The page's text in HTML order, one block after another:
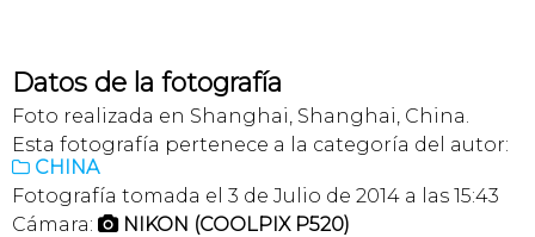
Datos de la fotografía
Foto realizada en Shanghai, Shanghai, China.
Esta fotografía pertenece a la categoría del autor:
 CHINA
Fotografía tomada el 3 de Julio de 2014 a las 15:43
Cámara:  NIKON (COOLPIX P520)